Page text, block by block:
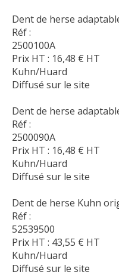
Dent de herse
Réf :
2500100A
Prix HT : 16,48 € HT
Kuhn/Huard
Diffusé sur le site
Dent de herse
Réf :
2500090A
Prix HT : 16,48 € HT
Kuhn/Huard
Diffusé sur le site
Dent de herse Kuhn
Réf :
52539500
Prix HT : 43,55 € HT
Kuhn/Huard
Diffusé sur le site